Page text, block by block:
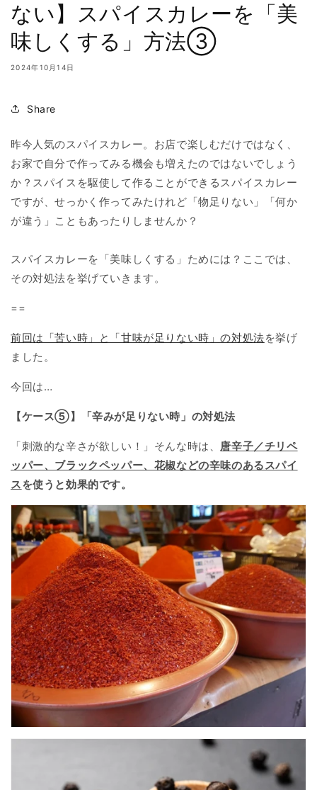
ない】スパイスカレーを「美
味しくする」方法③
2024年10月14日
Share
昨今人気のスパイスカレー。お店で楽しむだけではなく、
お家で自分で作ってみる機会も増えたのではないでしょう
か？スパイスを駆使して作ることができるスパイスカレー
ですが、せっかく作ってみたけれど「物足りない」「何か
が違う」こともあったりしませんか？
スパイスカレーを「美味しくする」ためには？ここでは、
その対処法を挙げていきます。
==
前回は「苦い時」と「甘味が足りない時」の対処法を挙げ
ました。
今回は…
【ケース⑤】「辛みが足りない時」の対処法
「刺激的な辛さが欲しい！」そんな時は、 唐辛子／チリペ
ッパー、ブラックペッパー、花椒などの辛味のあるスパイ
スを使うと効果的です。